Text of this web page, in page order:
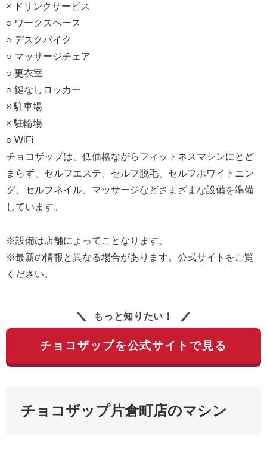
× ドリンクサービス
○ ワークスペース
○ デスクバイク
○ マッサージチェア
○ 更衣室
○ 鍵なしロッカー
× 駐車場
× 駐輪場
○ WiFi
チョコザップは、低価格ながらフィットネスマシンにとど
まらず、セルフエステ、セルフ脱毛、セルフホワイトニン
グ、セルフネイル、マッサージなどさまざまな設備を準備
しています。
※設備は店舗によってことなります。
※最新の情報と異なる場合があります。公式サイトをご覧
ください。
もっと知りたい！
チョコザップを公式サイトで見る
チョコザップ片倉町店のマシン